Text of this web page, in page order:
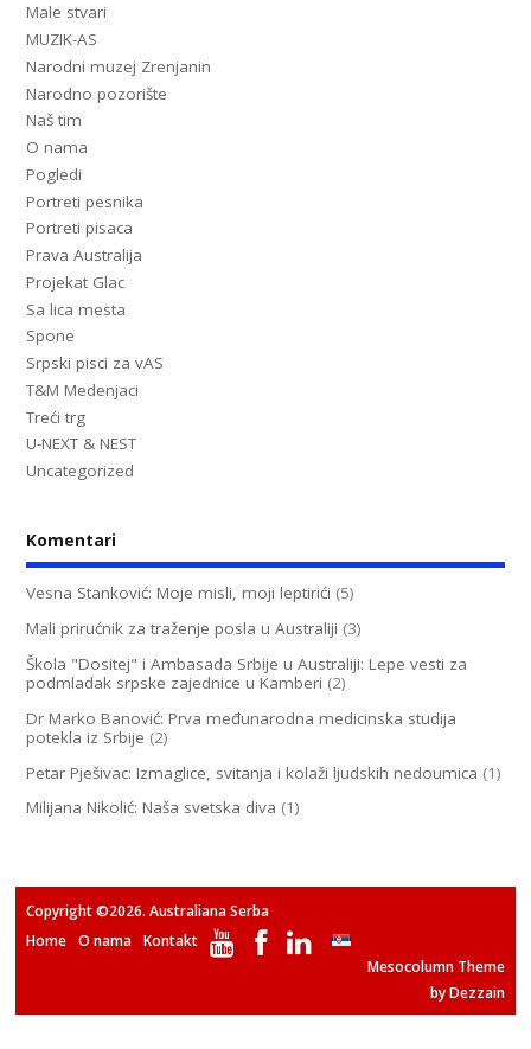
Male stvari
MUZIK-AS
Narodni muzej Zrenjanin
Narodno pozorište
Naš tim
O nama
Pogledi
Portreti pesnika
Portreti pisaca
Prava Australija
Projekat Glac
Sa lica mesta
Spone
Srpski pisci za vAS
T&M Medenjaci
Treći trg
U-NEXT & NEST
Uncategorized
Komentari
Vesna Stanković: Moje misli, moji leptirići (5)
Mali prirućnik za traženje posla u Australiji (3)
Škola "Dositej" i Ambasada Srbije u Australiji: Lepe vesti za
podmladak srpske zajednice u Kamberi (2)
Dr Marko Banović: Prva međunarodna medicinska studija
potekla iz Srbije (2)
Petar Pješivac: Izmaglice, svitanja i kolaži ljudskih nedoumica (1)
Milijana Nikolić: Naša svetska diva (1)
Copyright ©2026. Australiana Serba
Home O nama Kontakt
Mesocolumn Theme
by Dezzain